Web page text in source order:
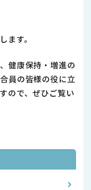
ます。
健康保持・増進の
員の皆様の役に立
ので、ぜひご覧い